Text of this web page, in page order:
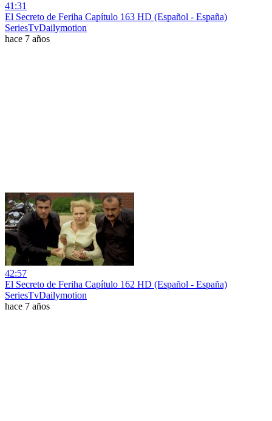
41:31
El Secreto de Feriha Capítulo 163 HD (Español - España)
SeriesTvDailymotion
hace 7 años
42:57
El Secreto de Feriha Capítulo 162 HD (Español - España)
SeriesTvDailymotion
hace 7 años